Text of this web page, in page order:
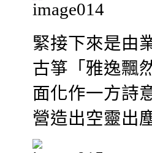
緊接下來是由
古箏「雅逸飄
面化作一方詩
營造出空靈出